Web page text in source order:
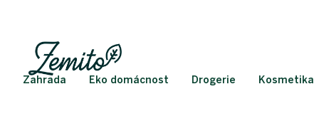
Zahrada Eko domácnost Drogerie Kosmetika